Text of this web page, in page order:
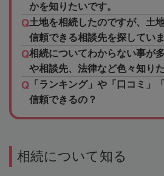
かを知りたいです。
土地を相続したのですが、土
信頼できる相談先を探していま
相続についてわからない事が
や相談先、法律など色々知りた
「ランキング」や「口コミ」
信頼できるの？
相続について知る